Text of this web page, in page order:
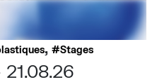
, Stages
21.08.26